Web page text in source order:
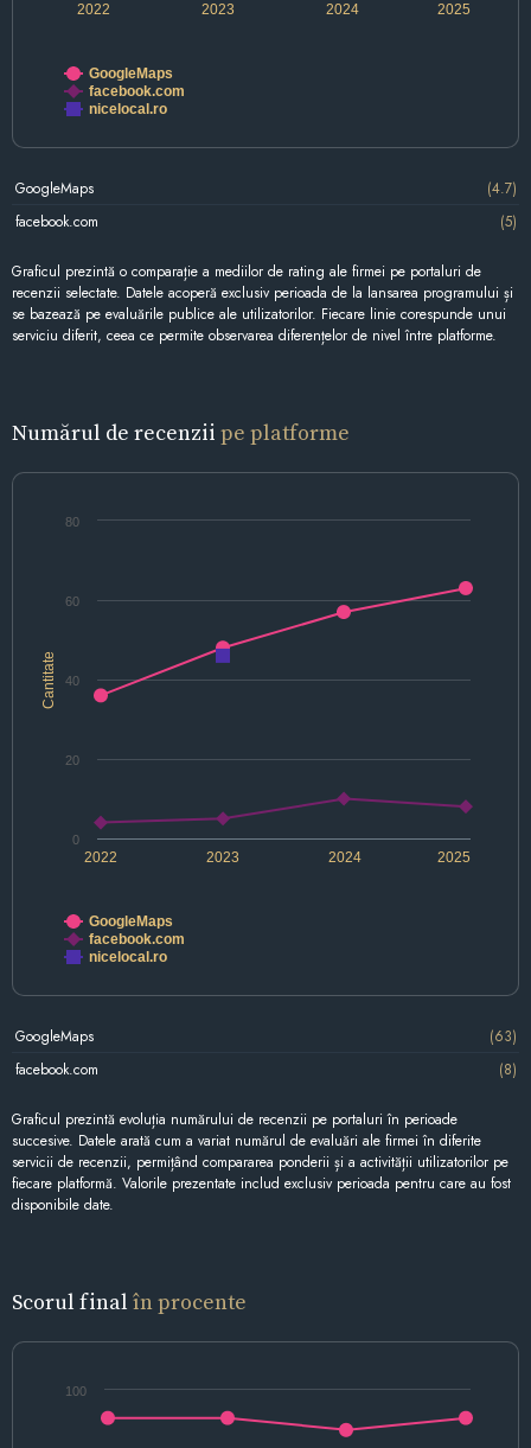
2022 2024
2023 2025
GoogleMaps
facebook.com
nicelocal.ro
GoogleMaps
(4.7)
facebook.com
(5)
Graficul prezintă o comparație a mediilor de rating ale firmei pe portaluri de
recenzii selectate. Datele acoperă exclusiv perioada de la lansarea programului și
se bazează pe evaluările publice ale utilizatorilor. Fiecare linie corespunde unui
serviciu diferit, ceea ce permite observarea diferențelor de nivel între platforme.
Numărul de recenzii pe platforme
Cantitate
2022 2024
2023 2025
0
20
40
60
80
GoogleMaps
facebook.com
nicelocal.ro
GoogleMaps
(63)
facebook.com
(8)
Graficul prezintă evoluția numărului de recenzii pe portaluri în perioade
succesive. Datele arată cum a variat numărul de evaluări ale firmei în diferite
servicii de recenzii, permițând compararea ponderii și a activității utilizatorilor pe
fiecare platformă. Valorile prezentate includ exclusiv perioada pentru care au fost
disponibile date.
Scorul final în procente
100